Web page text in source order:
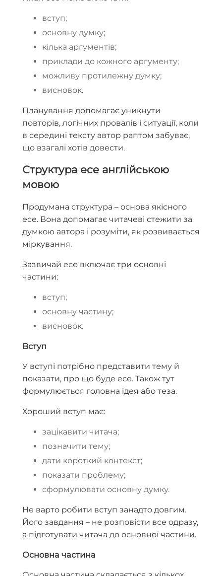
вступ;
основну думку;
кілька аргументів;
приклади до кожного аргументу;
можливу протилежну думку;
висновок.
Планування допомагає уникнути
повторів, логічних провалів і ситуації, коли
в середині тексту автор раптом забуває,
що взагалі хотів довести.
Структура есе англійською
мовою
Продумана структура – основа якісного
есе. Вона допомагає читачеві стежити за
думкою автора і розуміти, як розвивається
міркування.
Зазвичай есе включає три основні
частини:
вступ;
основну частину;
висновок.
Вступ
У вступі потрібно представити тему й
показати, про що буде есе. Також тут
формулюється головна ідея або теза.
Хороший вступ має:
зацікавити читача;
позначити тему;
дати короткий контекст;
показати проблему;
сформулювати основну думку.
Не варто робити вступ занадто довгим.
Його завдання – не розповісти все одразу,
а підготувати читача до основної частини.
Основна частина